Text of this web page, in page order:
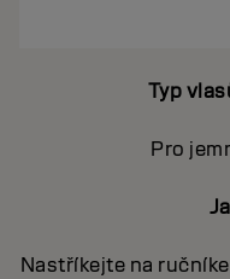
Typ
Pro
Nastříkejte na